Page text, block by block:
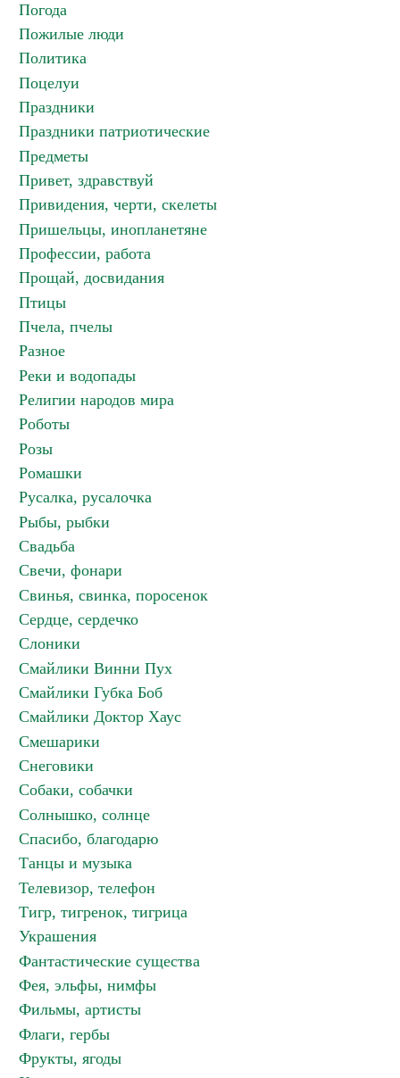
Погода
Пожилые люди
Политика
Поцелуи
Праздники
Праздники патриотические
Предметы
Привет, здравствуй
Привидения, черти, скелеты
Пришельцы, инопланетяне
Профессии, работа
Прощай, досвидания
Птицы
Пчела, пчелы
Разное
Реки и водопады
Религии народов мира
Роботы
Розы
Ромашки
Русалка, русалочка
Рыбы, рыбки
Свадьба
Свечи, фонари
Свинья, свинка, поросенок
Сердце, сердечко
Слоники
Смайлики Винни Пух
Смайлики Губка Боб
Смайлики Доктор Хаус
Смешарики
Снеговики
Собаки, собачки
Солнышко, солнце
Спасибо, благодарю
Танцы и музыка
Телевизор, телефон
Тигр, тигренок, тигрица
Украшения
Фантастические существа
Фея, эльфы, нимфы
Фильмы, артисты
Флаги, гербы
Фрукты, ягоды